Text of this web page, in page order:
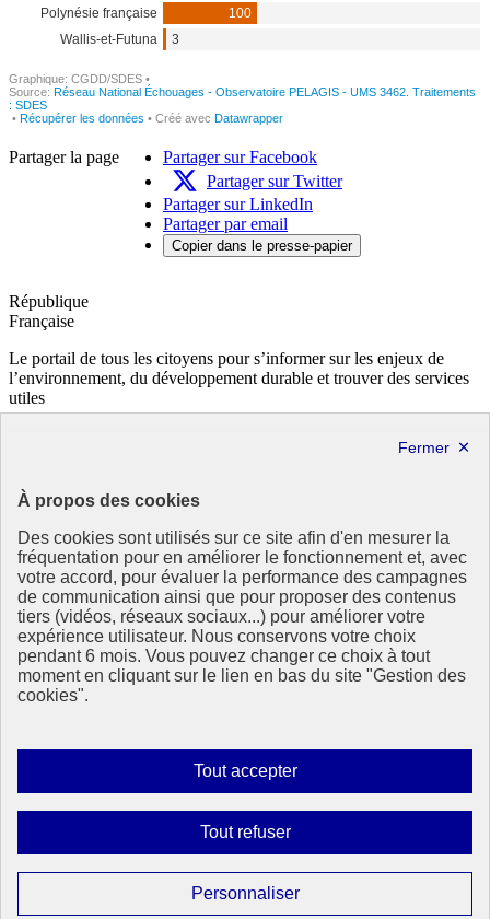
À propos des cookies
Des cookies sont utilisés sur ce site afin d'en mesurer la
fréquentation pour en améliorer le fonctionnement et, avec
votre accord, pour évaluer la performance des campagnes
de communication ainsi que pour proposer des contenus
tiers (vidéos, réseaux sociaux...) pour améliorer votre
expérience utilisateur. Nous conservons votre choix
pendant 6 mois. Vous pouvez changer ce choix à tout
moment en cliquant sur le lien en bas du site "Gestion des
cookies".
Tout accepterAutoriser
tous
Tout refuserInterdire
tous
PersonnaliserParamétrer
Partager la page
Partager sur Facebook
Partager sur Twitter
Partager sur LinkedIn
Partager par email
Copier dans le presse-papier
République
Française
Le portail de tous les citoyens pour s’informer sur les enjeux de
l’environnement, du développement durable et trouver des services
utiles
data.gouv.fr- ouvre une nouvelle fenêtre
Partenaire
Partenaire principal :
Eionet Portal
Accessibilité : totalement conforme
Sauf mention contraire, tous les contenus de ce site sont sous
Lien externe